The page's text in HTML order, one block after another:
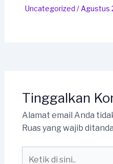
Uncategorized / Agustus
Tinggalkan
Alamat email Anda
Ruas yang wajib